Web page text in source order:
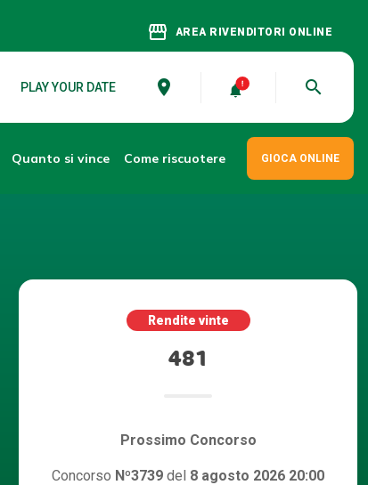
storefront AREA RIVENDITORI ONLINE
PLAY YOUR DATE place search
Quanto si vince Come riscuotere GIOCA ONLINE
Rendite vinte
481
Prossimo Concorso
Concorso Nº3739 del 8 agosto 2026 20:00